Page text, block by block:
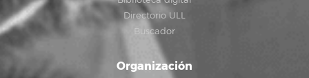
Directorio ULL
Buscador
Organización